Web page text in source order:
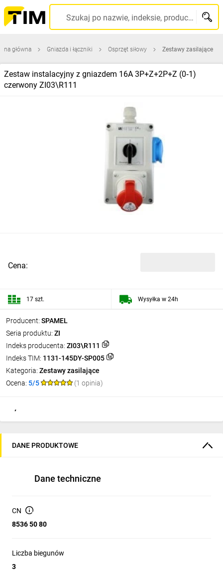
Szukaj po nazwie, indeksie, producencie, kodzie kreskowym...
główna Gniazda i łączniki Osprzęt siłowy Zestawy zasilające
Zestaw instalacyjny z gniazdem 16A 3P+Z+2P+Z (0‑1)
czerwony ZI03\R111
Producent: SPAMEL
Seria produktu: ZI
Indeks producenta: ZI03\R111
Indeks TIM: 1131-145DY-SP005
Kategoria: Zestawy zasilające
Ocena: 5/5 (1 opinia)
Cena:
17 szt. Wysyłka w 24h
DANE PRODUKTOWE
Dane techniczne
CN
8536 50 80
Liczba biegunów
3